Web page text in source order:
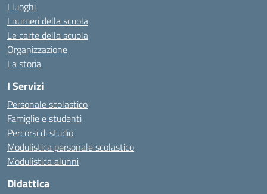
I luoghi
I numeri della scuola
Le carte della scuola
Organizzazione
La storia
I Servizi
Personale scolastico
Famiglie e studenti
Percorsi di studio
Modulistica personale scolastico
Modulistica alunni
Didattica